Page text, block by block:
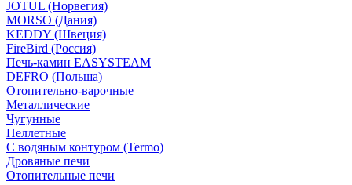
JOTUL (Норвегия)
MORSO (Дания)
KEDDY (Швеция)
FireBird (Россия)
Печь-камин EASYSTEAM
DEFRO (Польша)
Отопительно-варочные
Металлические
Чугунные
Пеллетные
С водяным контуром (Termo)
Дровяные печи
Отопительные печи